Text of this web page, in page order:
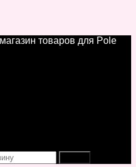
товаров для Pole